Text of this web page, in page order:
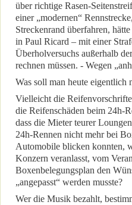
über richtige Rasen-
einer „modernen“
Streckenrand überfahren,
in Paul Ricard – mit einer
Überholversuchs außerhalb
rechnen müssen. - Wegen
Was soll man heute eigentlich
Vielleicht die
die Reifenschäden beim 24h-
dass die Mieter teurer
24h-Rennen nicht mehr bei
Automobile blicken konnten,
Konzern veranlasst, vom
Boxenbelegungsplan den
„angepasst“ werden musste?
Wer die Musik bezahlt,